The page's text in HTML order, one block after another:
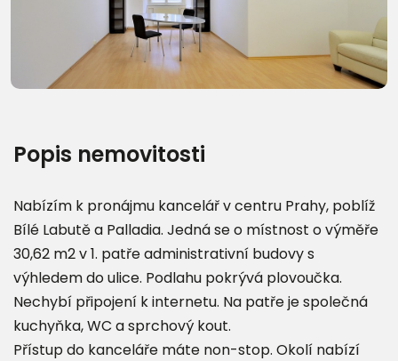
Popis nemovitosti
Nabízím k pronájmu kancelář v centru Prahy, poblíž
Bílé Labutě a Palladia. Jedná se o místnost o výměře
30,62 m2 v 1. patře administrativní budovy s
výhledem do ulice. Podlahu pokrývá plovoučka.
Nechybí připojení k internetu. Na patře je společná
kuchyňka, WC a sprchový kout.
Přístup do kanceláře máte non-stop. Okolí nabízí